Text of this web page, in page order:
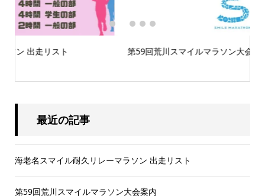
第59回荒川スマイルマラソン大会案内
1 3 4 5
最近の記事
海老名スマイル耐久リレーマラソン 出走リスト
第59回荒川スマイルマラソン大会案内